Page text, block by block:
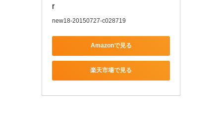
r
new18-20150727-c028719
Amazonで見る
楽天市場で見る